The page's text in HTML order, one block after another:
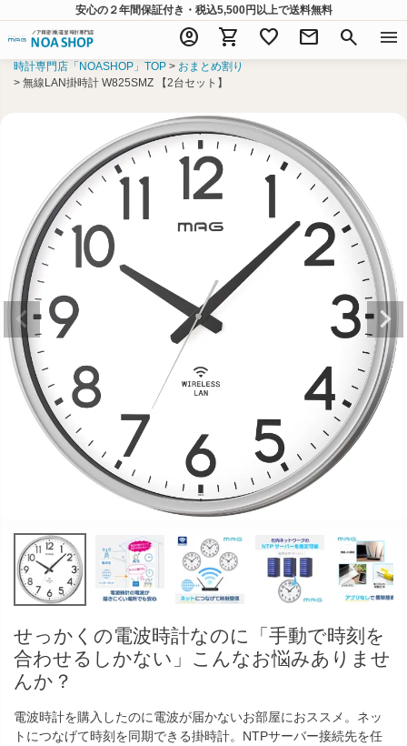
安心の２年間保証付き・税込5,500円以上で送料無料
account_circle shopping_cart favorite mail search menu
時計専門店「NOASHOP」TOP
おまとめ割り
無線LAN掛時計 W825SMZ 【2台セット】
せっかくの電波時計なのに「手動で時刻を
合わせるしかない」こんなお悩みありませ
んか？
電波時計を購入したのに電波が届かないお部屋におススメ。ネッ
トにつなげて時刻を同期できる掛時計。NTPサーバー接続先を任